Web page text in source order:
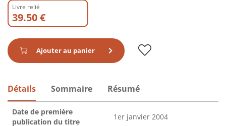
Livre relié
39.50 €
Ajouter au panier
Détails Sommaire Résumé
Date de première
publication du titre
1er janvier 2004